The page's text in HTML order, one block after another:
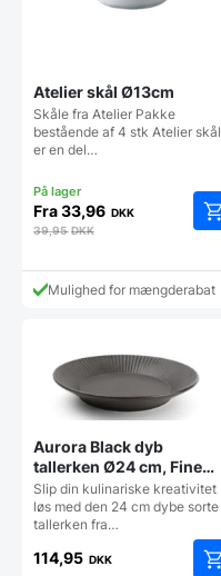
Atelier skål Ø13cm
Skåle fra Atelier Pakke
bestående af 4 stk Atelier skål
er en del…
Fra33,96 DKK
39,95DKK
Mulighed for mængderabat
Aurora Black dyb
tallerken Ø24 cm, Fine
Dining
Slip din kulinariske kreativitet
løs med den 24 cm dybe sorte
tallerken fra…
114,95 DKK